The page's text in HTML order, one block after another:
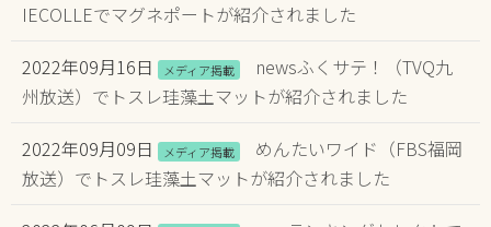
IECOLLEでマグネポートが紹介されました
2022年09月16日
メディア掲載
newsふくサテ！（TVQ九
州放送）でトスレ珪藻土マットが紹介されました
2022年09月09日
メディア掲載
めんたいワイド（FBS福岡
放送）でトスレ珪藻土マットが紹介されました